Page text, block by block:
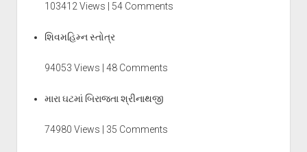
103412 Views | 54 Comments
શિવમહિમ્ન સ્તોત્ર
94053 Views | 48 Comments
મારા ઘટમાં બિરાજતા શ્રીનાથજી
74980 Views | 35 Comments